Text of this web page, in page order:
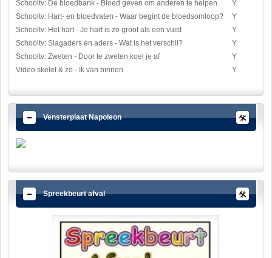
Schooltv: De bloedbank - Bloed geven om anderen te helpen
Y
Schooltv: Hart- en bloedvaten - Waar begint de bloedsomloop?
Y
Schooltv: Het hart - Je hart is zo groot als een vuist
Y
Schooltv: Slagaders en aders - Wat is het verschil?
Y
Schooltv: Zweten - Door te zweten koel je af
Y
Video skelet & zo - Ik van binnen
Y
Vensterplaat Napoleon
Spreekbeurt afval